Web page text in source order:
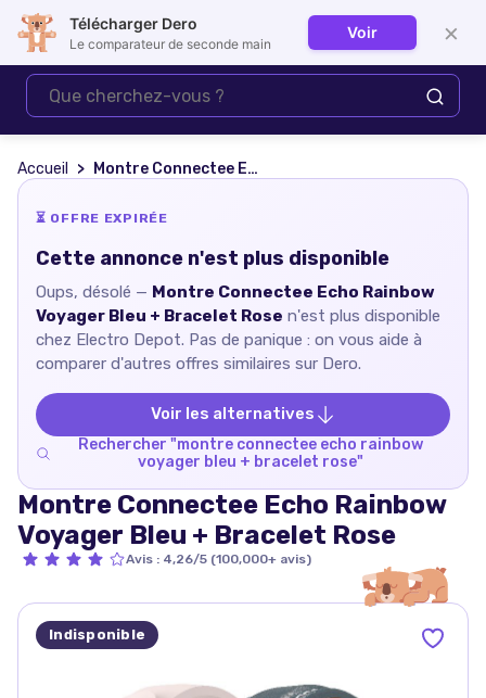
Se connecter
Accueil Montre Connectee Echo Rainbow Voyager Bleu + Bracelet Rose
⏳ OFFRE EXPIRÉE
Cette annonce n'est plus disponible
Oups, désolé — Montre Connectee Echo Rainbow
Voyager Bleu + Bracelet Rose n'est plus disponible
chez Electro Depot. Pas de panique : on vous aide à
comparer d'autres offres similaires sur Dero.
Voir les alternatives
Rechercher "montre connectee echo rainbow
voyager bleu + bracelet rose"
Montre Connectee Echo Rainbow
Voyager Bleu + Bracelet Rose
Avis : 4,26/5 (100,000+ avis)
Indisponible
Télécharger Dero
Le comparateur de seconde main
Voir ×